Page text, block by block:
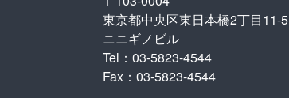
東京都中央区東日本橋2丁目11-5
ニニギノビル
Tel：03-5823-4544
Fax：03-5823-4544